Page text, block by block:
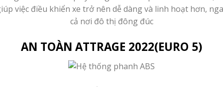
việc điều khiển xe trở nên dễ dàng và linh hoạt hơn,
cả nơi đô thị đông đúc
AN TOÀN ATTRAGE 2022(EURO 5)